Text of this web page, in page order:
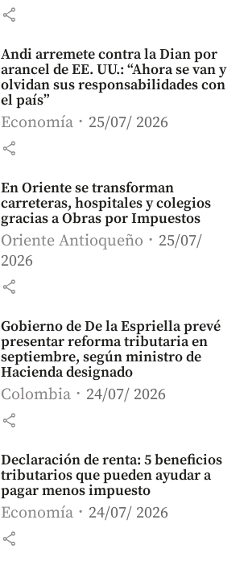
share
Andi arremete contra la Dian por
arancel de EE. UU.: “Ahora se van y
olvidan sus responsabilidades con
el país”
Economía 25/07/ 2026
share
En Oriente se transforman
carreteras, hospitales y colegios
gracias a Obras por Impuestos
Oriente Antioqueño
25/07/
2026
share
Gobierno de De la Espriella prevé
presentar reforma tributaria en
septiembre, según ministro de
Hacienda designado
Colombia 24/07/ 2026
share
Declaración de renta: 5 beneficios
tributarios que pueden ayudar a
pagar menos impuesto
Economía 24/07/ 2026
share